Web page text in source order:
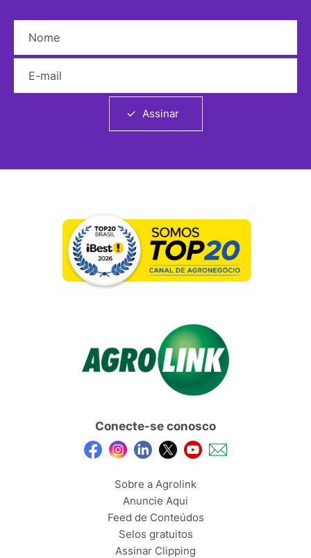
Assinar
Conecte-se conosco
Sobre a Agrolink
Anuncie Aqui
Feed de Conteúdos
Selos gratuitos
Assinar Clipping